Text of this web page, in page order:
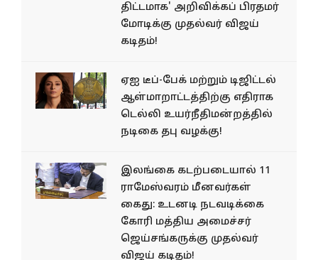
திட்டமாக' அறிவிக்கப் பிரதமர்
மோடிக்கு முதல்வர் விஜய்
கடிதம்!
ஏஐ டீப்-பேக் மற்றும் டிஜிட்டல்
ஆள்மாறாட்டத்திற்கு எதிராக
டெல்லி உயர்நீதிமன்றத்தில்
நடிகை தபு வழக்கு!
இலங்கை கடற்படையால் 11
ராமேஸ்வரம் மீனவர்கள்
கைது: உடனடி நடவடிக்கை
கோரி மத்திய அமைச்சர்
ஜெய்சங்கருக்கு முதல்வர்
விஜய் கடிதம்!